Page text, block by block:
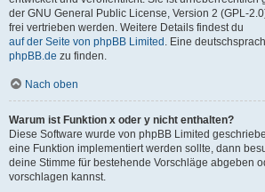
der GNU General Public License, Version 2 (GPL-
frei vertrieben werden. Weitere Details findest du
auf der Seite von phpBB Limited . Eine
phpBB.de zu finden.
Nach oben
Warum ist Funktion x oder y nicht enthalten?
Diese Software wurde von phpBB Limited
eine Funktion implementiert werden sollte, dann
deine Stimme für bestehende Vorschläge abgeben
vorschlagen kannst.